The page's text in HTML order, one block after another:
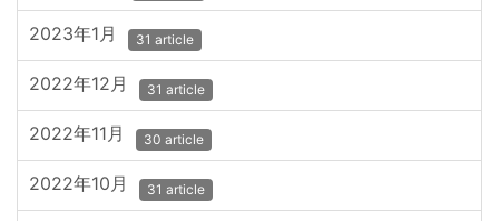
2023年1月 31 article
2022年12月 31 article
2022年11月 30 article
2022年10月 31 article